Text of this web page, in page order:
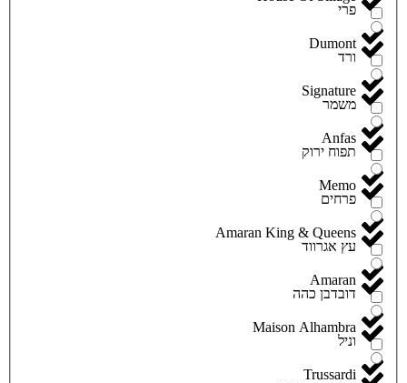
Dumont
Signature
Anfas
Memo
Amaran King & Queens
Amaran
Maison Alhambra
Trussardi
פרי
ורד
משמר
תפוח ירוק
פרחים
עץ אגרווד
דובדבן כהה
וניל